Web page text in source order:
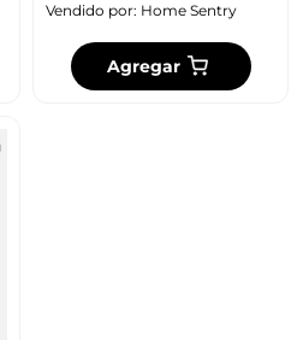
Vendido por: Home Sentry
Agregar